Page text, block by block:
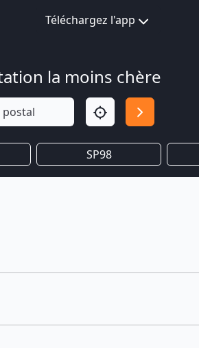
Téléchargez l'app
la moins chère
SP98